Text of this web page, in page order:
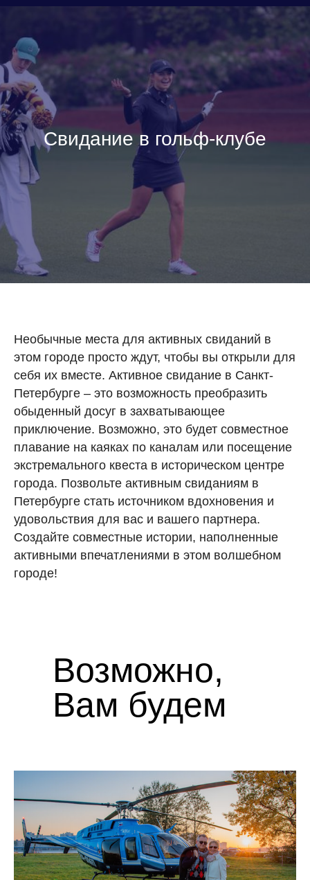
Свидание в гольф-клубе
Необычные места для активных свиданий в
этом городе просто ждут, чтобы вы открыли для
себя их вместе. Активное свидание в Санкт-
Петербурге – это возможность преобразить
обыденный досуг в захватывающее
приключение. Возможно, это будет совместное
плавание на каяках по каналам или посещение
экстремального квеста в историческом центре
города. Позвольте активным свиданиям в
Петербурге стать источником вдохновения и
удовольствия для вас и вашего партнера.
Создайте совместные истории, наполненные
активными впечатлениями в этом волшебном
городе!
Возможно,
Вам будем